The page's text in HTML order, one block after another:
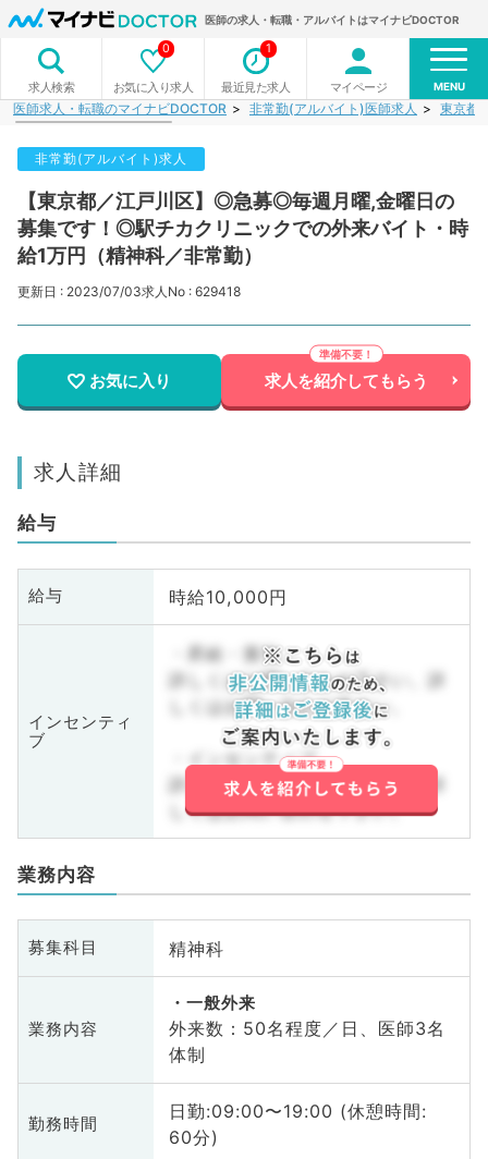
医師の求人・転職・アルバイトはマイナビDOCTOR
求人検索 お気に入り求人
0
最近見た求人
1
マイページ MENU
医師求人・転職のマイナビDOCTOR 非常勤(アルバイト)医師求人 東京都
非常勤(アルバイト)求人
【東京都／江戸川区】◎急募◎毎週月曜,金曜日の
募集です！◎駅チカクリニックでの外来バイト・時
給1万円（精神科／非常勤）
更新日 : 2023/07/03求人No : 629418
お気に入り 求人を紹介してもらう
求人詳細
給与
給与 時給10,000円
インセンティ
ブ
・昇給・賞与
詳しくはお問い合わせ下さい。詳
しくはお問い合わせ下さい。
・インセンティブ
詳しくはお問い合わせ下さい。詳
しくはお問い合わせ下さい。
業務内容
募集科目 精神科
業務内容
一般外来
外来数：50名程度／日、医師3名
体制
勤務時間
日勤:09:00〜19:00 (休憩時間:
60分)